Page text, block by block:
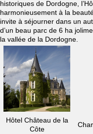
historiques de Dordogne,
harmonieusement à la
invite à séjourner dans un
d’un beau parc de 6 ha
la vallée de la Dordogne.
Hôtel Château de la
Côte